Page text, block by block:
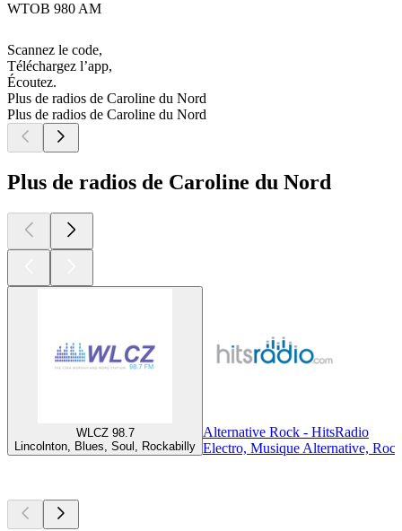
WTOB 980 AM
Scannez le code,
Téléchargez l’app,
Écoutez.
Plus de radios de Caroline du Nord
Plus de radios de Caroline du Nord
Plus de radios de Caroline du Nord
WLCZ 98.7
Lincolnton, Blues, Soul, Rockabilly
Alternative Rock - HitsRadio
Electro, Musique Alternative,